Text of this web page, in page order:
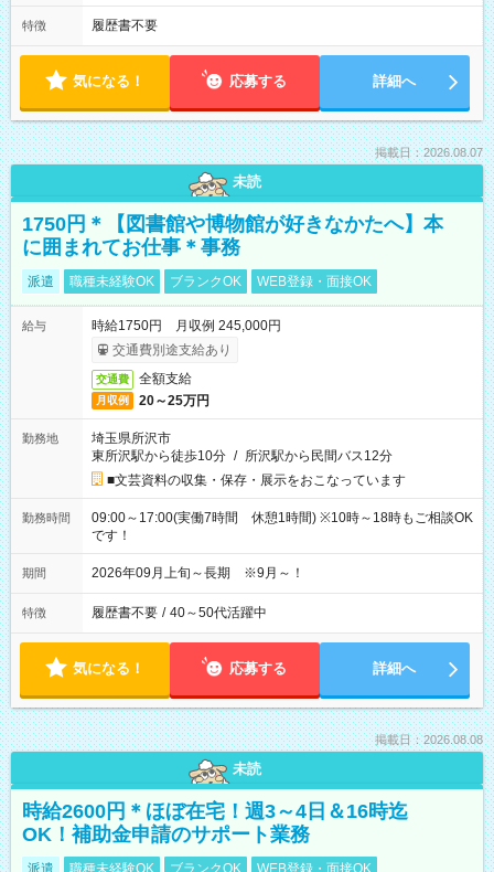
特徴 履歴書不要
気になる！ 応募する 詳細へ
掲載日：2026.08.07
未読
1750円＊【図書館や博物館が好きなかたへ】本
に囲まれてお仕事＊事務
派遣 職種未経験OK ブランクOK WEB登録・面接OK
給与
時給1750円 月収例 245,000円
交通費別途支給あり
交通費 全額支給
月収例 20～25万円
勤務地
埼玉県所沢市
東所沢駅から徒歩10分 / 所沢駅から民間バス12分
■文芸資料の収集・保存・展示をおこなっています
勤務時間
09:00～17:00(実働7時間 休憩1時間) ※10時～18時もご相談OK
です！
期間 2026年09月上旬～長期 ※9月～！
特徴 履歴書不要 / 40～50代活躍中
気になる！ 応募する 詳細へ
掲載日：2026.08.08
未読
時給2600円＊ほぼ在宅！週3～4日＆16時迄
OK！補助金申請のサポート業務
派遣 職種未経験OK ブランクOK WEB登録・面接OK